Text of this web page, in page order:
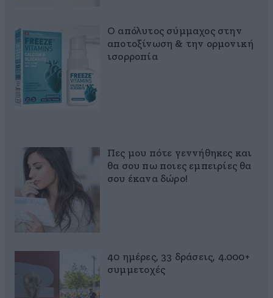
Ο απόλυτος σύμμαχος στην
αποτοξίνωση & την ορμονική
ισορροπία
Πες μου πότε γεννήθηκες και
θα σου πω ποιες εμπειρίες θα
σου έκανα δώρο!
40 ημέρες, 33 δράσεις, 4.000+
συμμετοχές